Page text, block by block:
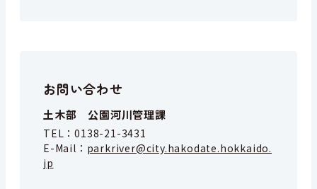
お問い合わせ
土木部 公園河川管理課
TEL：0138-21-3431
E-Mail： parkriver@city.hakodate.hokkaido.
jp